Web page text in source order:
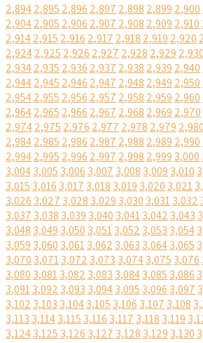
2,8942,895 2,896 2,897 2,898 2,899 2,900
2,9042,905 2,906 2,907 2,908 2,909 2,910
2,9142,915 2,916 2,917 2,918 2,919 2,920
2,9242,925 2,926 2,927 2,928 2,929 2,930
2,9342,935 2,936 2,937 2,938 2,939 2,940
2,9442,945 2,946 2,947 2,948 2,949 2,950
2,9542,955 2,956 2,957 2,958 2,959 2,960
2,9642,965 2,966 2,967 2,968 2,969 2,970
2,9742,975 2,976 2,977 2,978 2,979 2,980
2,9842,985 2,986 2,987 2,988 2,989 2,990
2,9942,995 2,996 2,997 2,998 2,999 3,000
3,0043,005 3,006 3,007 3,008 3,009 3,010
3,015 3,016 3,017 3,018 3,019 3,020 3,021
3,026 3,027 3,028 3,029 3,030 3,0313,032
3,037 3,038 3,039 3,040 3,0413,042 3,043
3,048 3,049 3,050 3,0513,052 3,053 3,054
3,059 3,060 3,0613,062 3,063 3,0643,065
3,070 3,0713,072 3,073 3,0743,075 3,076
3,080 3,0813,082 3,083 3,0843,085 3,086
3,0913,092 3,093 3,0943,095 3,096 3,097
3,102 3,103 3,1043,105 3,106 3,107 3,108
3,113 3,1143,115 3,116 3,117 3,118 3,119
3,1243,125 3,126 3,127 3,128 3,129 3,130